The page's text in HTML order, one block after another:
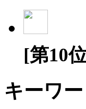
[第10
キーワ